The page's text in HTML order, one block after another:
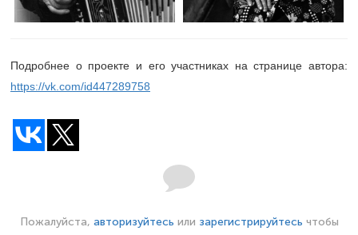
Подробнее о проекте и его участниках на странице автора:
https://vk.com/id447289758
Пожалуйста, авторизуйтесь или зарегистрируйтесь чтобы